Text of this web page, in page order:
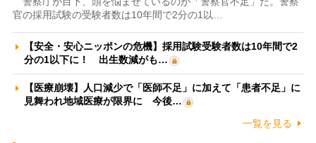
官の採用試験の受験者数は10年間で2分の1以…
【安全・安心ニッポンの危機】採用試験受験者数は10年間で2
分の1以下に！ 出生数減がも…
【医療崩壊】人口減少で「医師不足」に加えて「患者不足」に
見舞われ地域医療が限界に 今後…
一覧を見る